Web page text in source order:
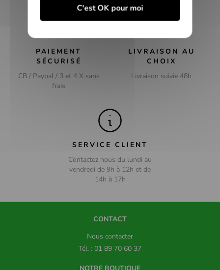
PAIEMENT
SÉCURISÉ
CB / Paypal / 3 et 4 X sans
frais
LIVRAISON AU
CHOIX
Livraison suivie 48h
SERVICE CLIENT
Contactez nous du lundi au
vendredi de 9h à 12h et de
14h à 17h
CONTACT
Nous contacter
Tél. : 01 89 70 60 37
C'est OK pour moi